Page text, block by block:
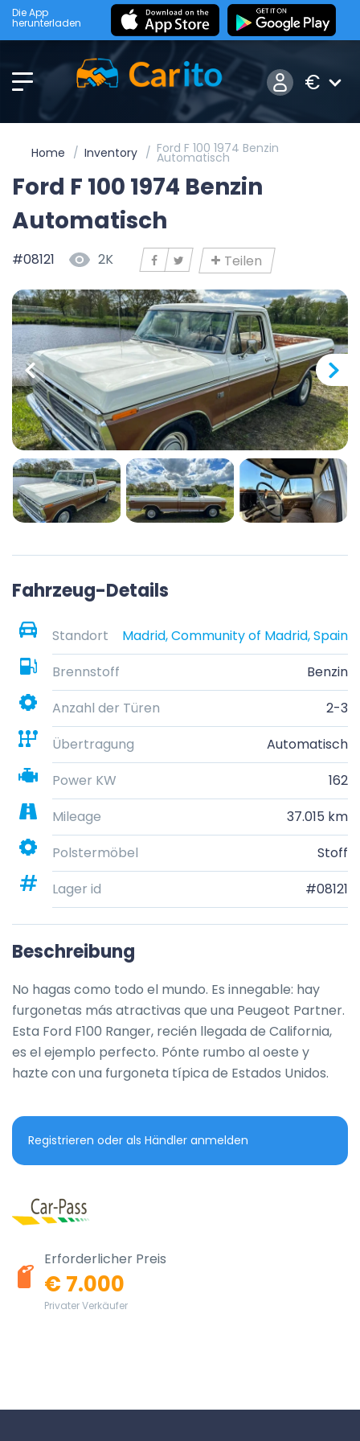
Die App
herunterladen
€
Home Inventory Ford F 100 1974 Benzin
Automatisch
Ford F 100 1974 Benzin
Automatisch
#08121 2K Teilen
Fahrzeug-Details
Standort
Madrid, Community of Madrid, Spain
Brennstoff
Benzin
Anzahl der Türen
2-3
Übertragung
Automatisch
Power KW
162
Mileage
37.015 km
Polstermöbel
Stoff
Lager id
#08121
Beschreibung
No hagas como todo el mundo. Es innegable: hay
furgonetas más atractivas que una Peugeot Partner.
Esta Ford F100 Ranger, recién llegada de California,
es el ejemplo perfecto. Pónte rumbo al oeste y
hazte con una furgoneta típica de Estados Unidos.
Registrieren oder als Händler anmelden
Erforderlicher Preis
€ 7.000
Privater Verkäufer